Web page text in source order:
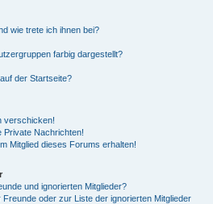
wie trete ich ihnen bei?
farbig dargestellt?
der Startseite?
verschicken!
Private Nachrichten!
Mitglied dieses Forums erhalten!
und ignorierten Mitglieder?
oder zur Liste der ignorierten Mitglieder